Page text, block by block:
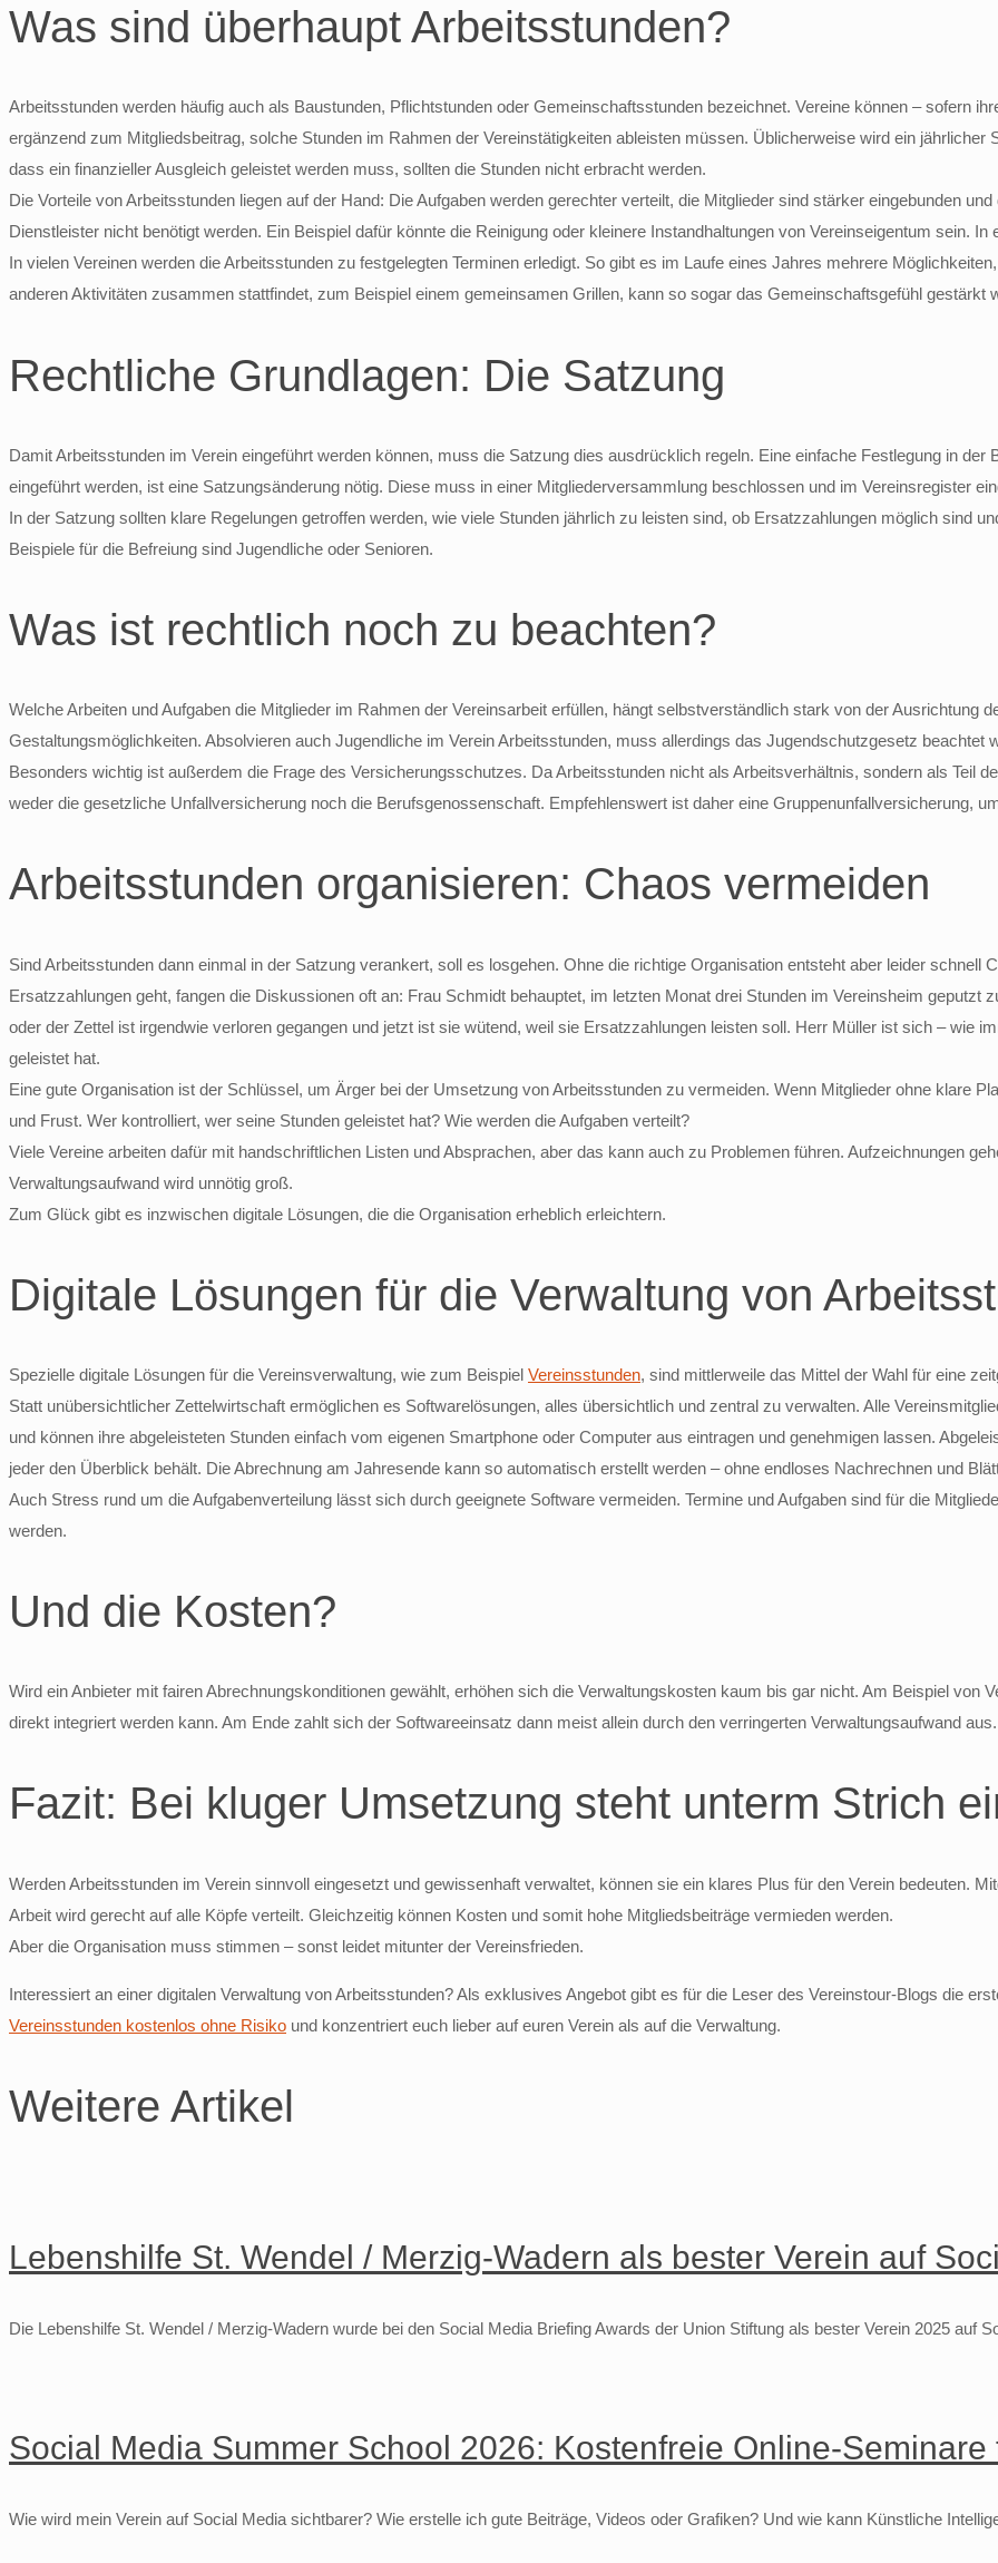
Was sind überhaupt Arbeitsstunden?
Arbeitsstunden werden häufig auch als Baustunden, Pflichtstunden oder Gemeinschaftsstunden bezeichnet. Vereine können – sofern
ergänzend zum Mitgliedsbeitrag, solche Stunden im Rahmen der Vereinstätigkeiten ableisten müssen. Üblicherweise wird ein jährlicher
dass ein finanzieller Ausgleich geleistet werden muss, sollten die Stunden nicht erbracht werden.
Die Vorteile von Arbeitsstunden liegen auf der Hand: Die Aufgaben werden gerechter verteilt, die Mitglieder sind stärker eingebunden
Dienstleister nicht benötigt werden. Ein Beispiel dafür könnte die Reinigung oder kleinere Instandhaltungen von Vereinseigentum sein.
In vielen Vereinen werden die Arbeitsstunden zu festgelegten Terminen erledigt. So gibt es im Laufe eines Jahres mehrere
anderen Aktivitäten zusammen stattfindet, zum Beispiel einem gemeinsamen Grillen, kann so sogar das Gemeinschaftsgefühl gestärkt
Rechtliche Grundlagen: Die Satzung
Damit Arbeitsstunden im Verein eingeführt werden können, muss die Satzung dies ausdrücklich regeln. Eine einfache Festlegung in
eingeführt werden, ist eine Satzungsänderung nötig. Diese muss in einer Mitgliederversammlung beschlossen und im Vereinsregister
In der Satzung sollten klare Regelungen getroffen werden, wie viele Stunden jährlich zu leisten sind, ob Ersatzzahlungen möglich sind
Beispiele für die Befreiung sind Jugendliche oder Senioren.
Was ist rechtlich noch zu beachten?
Welche Arbeiten und Aufgaben die Mitglieder im Rahmen der Vereinsarbeit erfüllen, hängt selbstverständlich stark von der Ausrichtung
Gestaltungsmöglichkeiten. Absolvieren auch Jugendliche im Verein Arbeitsstunden, muss allerdings das Jugendschutzgesetz beachtet
Besonders wichtig ist außerdem die Frage des Versicherungsschutzes. Da Arbeitsstunden nicht als Arbeitsverhältnis, sondern als Teil
weder die gesetzliche Unfallversicherung noch die Berufsgenossenschaft. Empfehlenswert ist daher eine Gruppenunfallversicherung,
Arbeitsstunden organisieren: Chaos vermeiden
Sind Arbeitsstunden dann einmal in der Satzung verankert, soll es losgehen. Ohne die richtige Organisation entsteht aber leider schnell
Ersatzzahlungen geht, fangen die Diskussionen oft an: Frau Schmidt behauptet, im letzten Monat drei Stunden im Vereinsheim geputzt
oder der Zettel ist irgendwie verloren gegangen und jetzt ist sie wütend, weil sie Ersatzzahlungen leisten soll. Herr Müller ist sich – wie
geleistet hat.
Eine gute Organisation ist der Schlüssel, um Ärger bei der Umsetzung von Arbeitsstunden zu vermeiden. Wenn Mitglieder ohne klare
und Frust. Wer kontrolliert, wer seine Stunden geleistet hat? Wie werden die Aufgaben verteilt?
Viele Vereine arbeiten dafür mit handschriftlichen Listen und Absprachen, aber das kann auch zu Problemen führen. Aufzeichnungen
Verwaltungsaufwand wird unnötig groß.
Zum Glück gibt es inzwischen digitale Lösungen, die die Organisation erheblich erleichtern.
Digitale Lösungen für die Verwaltung von
Spezielle digitale Lösungen für die Vereinsverwaltung, wie zum Beispiel Vereinsstunden, sind mittlerweile das Mittel der Wahl für eine
Statt unübersichtlicher Zettelwirtschaft ermöglichen es Softwarelösungen, alles übersichtlich und zentral zu verwalten. Alle
und können ihre abgeleisteten Stunden einfach vom eigenen Smartphone oder Computer aus eintragen und genehmigen lassen.
jeder den Überblick behält. Die Abrechnung am Jahresende kann so automatisch erstellt werden – ohne endloses Nachrechnen und
Auch Stress rund um die Aufgabenverteilung lässt sich durch geeignete Software vermeiden. Termine und Aufgaben sind für die
werden.
Und die Kosten?
Wird ein Anbieter mit fairen Abrechnungskonditionen gewählt, erhöhen sich die Verwaltungskosten kaum bis gar nicht. Am Beispiel von
direkt integriert werden kann. Am Ende zahlt sich der Softwareeinsatz dann meist allein durch den verringerten Verwaltungsaufwand aus.
Fazit: Bei kluger Umsetzung steht unterm Strich
Werden Arbeitsstunden im Verein sinnvoll eingesetzt und gewissenhaft verwaltet, können sie ein klares Plus für den Verein bedeuten.
Arbeit wird gerecht auf alle Köpfe verteilt. Gleichzeitig können Kosten und somit hohe Mitgliedsbeiträge vermieden werden.
Aber die Organisation muss stimmen – sonst leidet mitunter der Vereinsfrieden.
Interessiert an einer digitalen Verwaltung von Arbeitsstunden? Als exklusives Angebot gibt es für die Leser des Vereinstour-Blogs die
Vereinsstunden kostenlos ohne Risiko und konzentriert euch lieber auf euren Verein als auf die Verwaltung.
Weitere Artikel
Lebenshilfe St. Wendel / Merzig-Wadern als bester Verein auf
Die Lebenshilfe St. Wendel / Merzig-Wadern wurde bei den Social Media Briefing Awards der Union Stiftung als bester Verein 2025 auf
Social Media Summer School 2026: Kostenfreie Online-Seminare
Wie wird mein Verein auf Social Media sichtbarer? Wie erstelle ich gute Beiträge, Videos oder Grafiken? Und wie kann Künstliche